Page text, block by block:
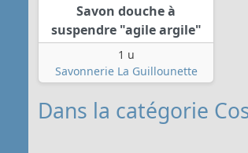
Savon douche à
suspendre "agile argile"
1 u
Savonnerie La Guillounette
Dans la catégorie